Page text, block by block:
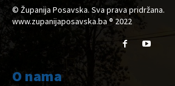
© Županija Posavska. Sva prava pridržana.
www.zupanijaposavska.ba ® 2022
O nama